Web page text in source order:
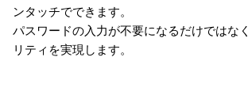
ンタッチでできます。
パスワードの入力が不要になるだけではな
リティを実現します。